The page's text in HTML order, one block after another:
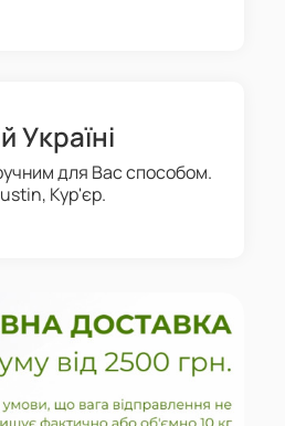
Україні
для Вас способом.
Кур'єр.